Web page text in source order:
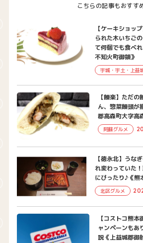
こちらの記事もおすす
【ケーキショッ
られた木いちご
て何個でも食べ
不知火町御領》
宇城・宇土・上益
【饅楽】ただ
ん、惣菜饅頭が
郡高森町大字高
阿蘇グルメ
【徳永北】うな
れ変わっていた
にぴったり♪《熊
北区グルメ
【コストコ熊
ャンペーンもあ
説《上益城郡御